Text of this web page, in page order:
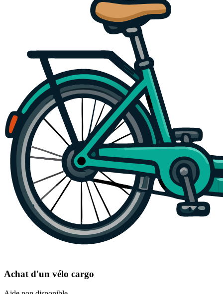
Achat d'un vélo cargo